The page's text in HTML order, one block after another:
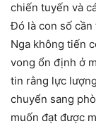
chiến tuyến và
Đó là con số cần
Nga không tiến
vong ổn định ở
tin rằng lực
chuyển sang
muốn đạt được